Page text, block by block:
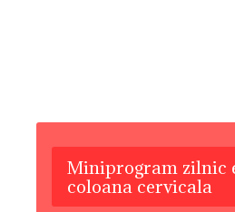
Miniprogram zilnic
coloana cervicala